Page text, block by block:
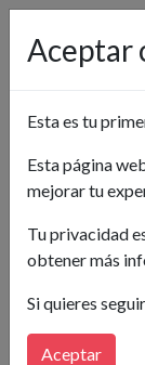
búsqueda.
Aceptar
Esta es tu
Esta página
mejorar tu
Tu privacidad
obtener más
Si quieres
Aceptar